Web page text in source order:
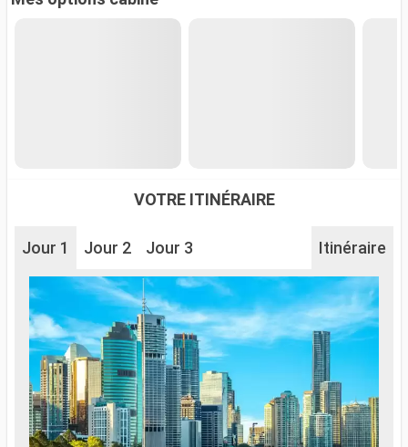
VOTRE ITINÉRAIRE
Jour 1 Jour 2 Jour 3 Itinéraire